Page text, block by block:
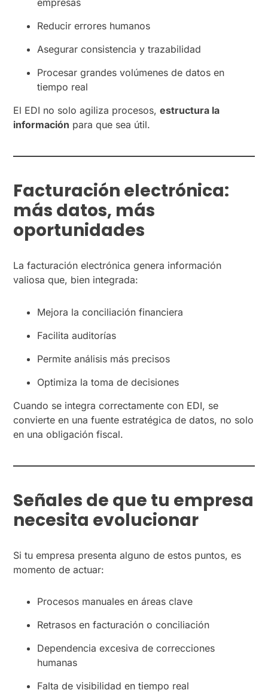
empresas
Reducir errores humanos
Asegurar consistencia y trazabilidad
Procesar grandes volúmenes de datos en
tiempo real
El EDI no solo agiliza procesos,estructura la
información para que sea útil.
Facturación electrónica:
más datos, más
oportunidades
La facturación electrónica genera información
valiosa que, bien integrada:
Mejora la conciliación financiera
Facilita auditorías
Permite análisis más precisos
Optimiza la toma de decisiones
Cuando se integra correctamente con EDI, se
convierte en una fuente estratégica de datos, no solo
en una obligación fiscal.
Señales de que tu empresa
necesita evolucionar
Si tu empresa presenta alguno de estos puntos, es
momento de actuar:
Procesos manuales en áreas clave
Retrasos en facturación o conciliación
Dependencia excesiva de correcciones
humanas
Falta de visibilidad en tiempo real